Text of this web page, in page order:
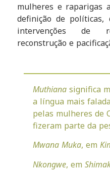
mulheres e raparigas
definição de políticas,
intervenções de
reconstrução e
Muthianasignifica
a língua mais
pelas mulheres de
fizeram parte da
Mwana Muka, em
Nkongwe, em